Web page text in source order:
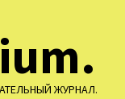
ЖУРНАЛ.